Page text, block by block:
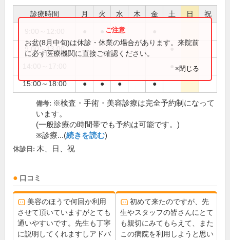
診療時間 月 火 水 木 金 土 日 祝
●
9:00～13:00 ●
15:00～18:00 ● ● ● ●
お盆(8月中旬)は休診・休業の場合があります。来院前
に必ず医療機関に直接ご確認ください。
×閉じる
備考: ※検査・手術・美容診療は完全予約制になって
います。
(一般診療の時間帯でも予約は可能です。)
※診療...(続きを読む)
休診日: 木、日、祝
口コミ
美容のほうで何回か利用
させて頂いていますがとても
通いやすいです。先生も丁寧
に説明してくれますしアドバ
初めて来たのですが、先
生やスタッフの皆さんにとて
も親切にみてもらえて、また
この病院を利用しようと思い